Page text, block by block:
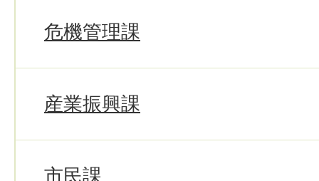
危機管理課
産業振興課
市民課